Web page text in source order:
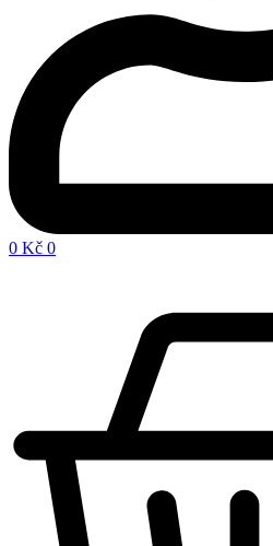
0 Kč 0